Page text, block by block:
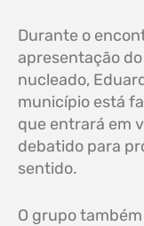
Durante o
apresentação do
nucleado,
município está
que entrará em
debatido para
sentido.
O grupo